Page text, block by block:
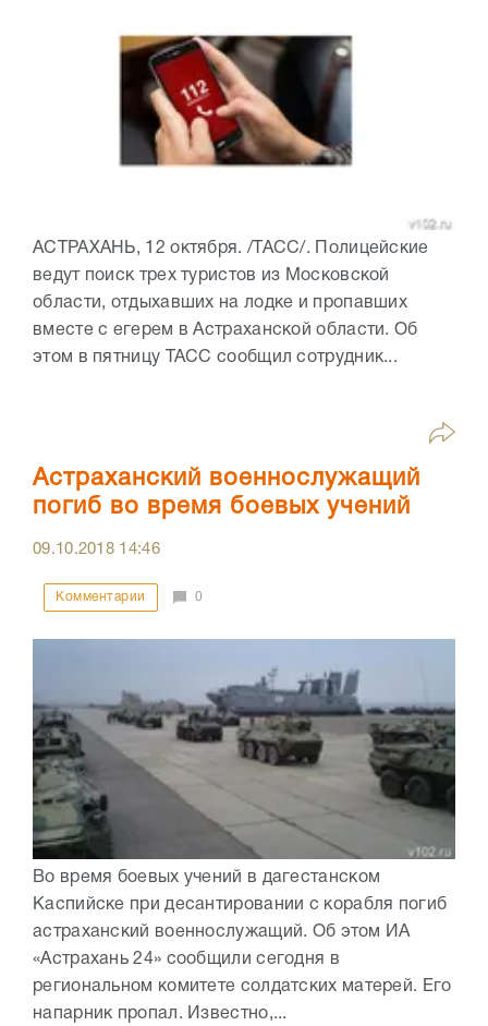
АСТРАХАНЬ, 12 октября. /ТАСС/. Полицейские
ведут поиск трех туристов из Московской
области, отдыхавших на лодке и пропавших
вместе с егерем в Астраханской области. Об
этом в пятницу ТАСС сообщил сотрудник...
Астраханский военнослужащий
погиб во время боевых учений
09.10.2018 14:46
Комментарии 0
Во время боевых учений в дагестанском
Каспийске при десантировании с корабля погиб
астраханский военнослужащий. Об этом ИА
«Астрахань 24» сообщили сегодня в
региональном комитете солдатских матерей. Его
напарник пропал. Известно,...